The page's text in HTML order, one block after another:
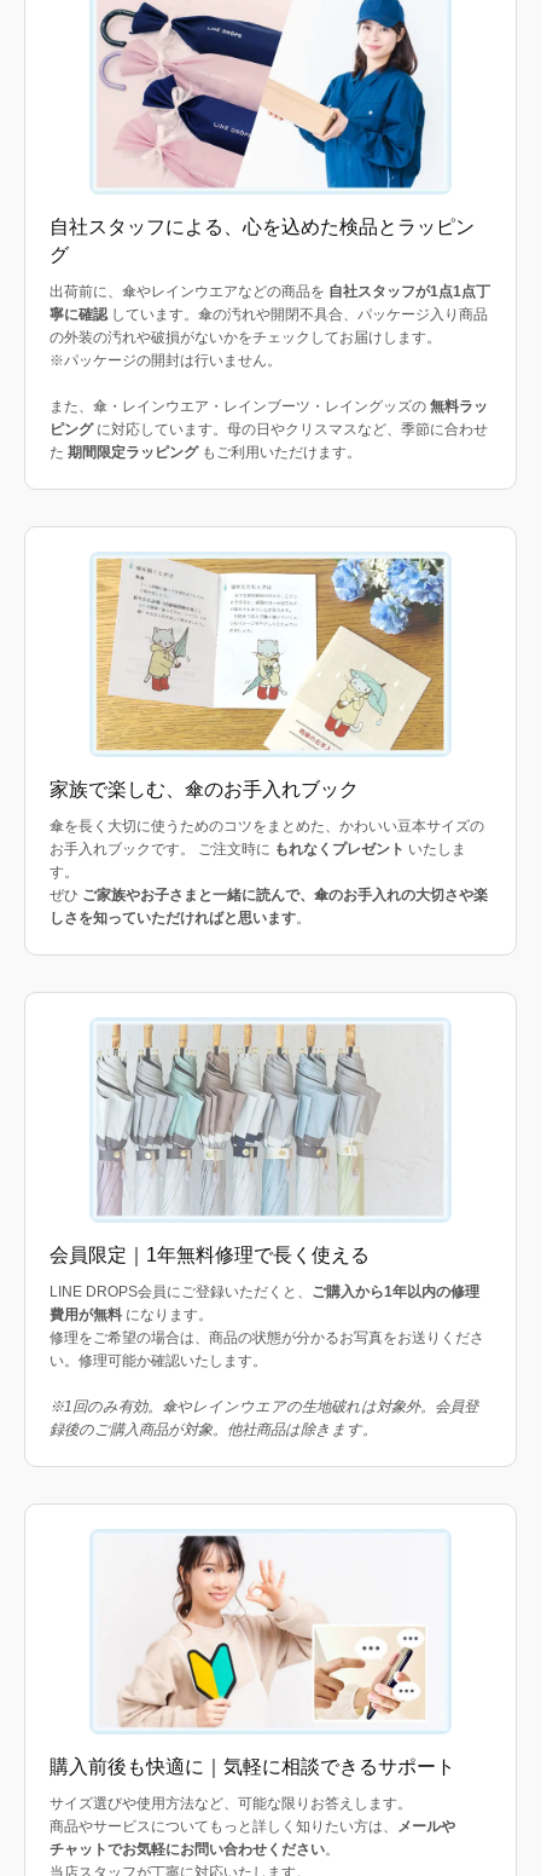
自社スタッフによる、心を込めた検品とラッピン
グ
出荷前に、傘やレインウエアなどの商品を 自社スタッフが1点1点丁
寧に確認 しています。傘の汚れや開閉不具合、パッケージ入り商品
の外装の汚れや破損がないかをチェックしてお届けします。
※パッケージの開封は行いません。
また、傘・レインウエア・レインブーツ・レイングッズの 無料ラッ
ピングに対応しています。母の日やクリスマスなど、季節に合わせ
た 期間限定ラッピングもご利用いただけます。
家族で楽しむ、傘のお手入れブック
傘を長く大切に使うためのコツをまとめた、かわいい豆本サイズの
お手入れブックです。 ご注文時に もれなくプレゼント いたしま
す。
ぜひ ご家族やお子さまと一緒に読んで、傘のお手入れの大切さや楽
しさを知っていただければと思います。
会員限定｜1年無料修理で長く使える
LINE DROPS会員にご登録いただくと、 ご購入から1年以内の修理
費用が無料 になります。
修理をご希望の場合は、商品の状態が分かるお写真をお送りくださ
い。修理可能か確認いたします。
※1回のみ有効。傘やレインウエアの生地破れは対象外。会員登
録後のご購入商品が対象。他社商品は除きます。
購入前後も快適に｜気軽に相談できるサポート
サイズ選びや使用方法など、可能な限りお答えします。
商品やサービスについてもっと詳しく知りたい方は、
メールや
チャットでお気軽にお問い合わせください。
当店スタッフが丁寧に対応いたします。